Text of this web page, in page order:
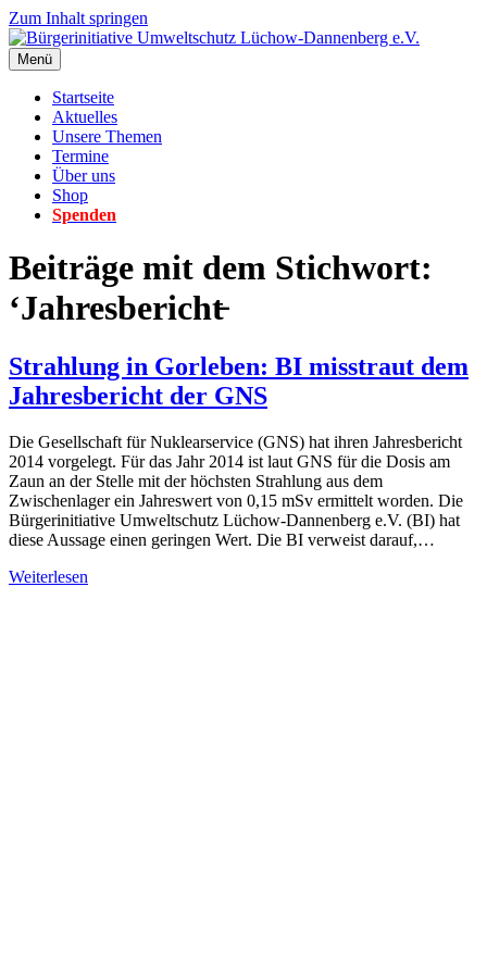
Zum Inhalt springen
Menü
Startseite
Aktuelles
Unsere Themen
Termine
Über uns
Shop
Spenden
Beiträge mit dem Stichwort:
‘Jahresbericht̵
Strahlung in Gorleben: BI misstraut dem
Jahresbericht der GNS
Die Gesellschaft für Nuklearservice (GNS) hat ihren Jahresbericht
2014 vorgelegt. Für das Jahr 2014 ist laut GNS für die Dosis am
Zaun an der Stelle mit der höchsten Strahlung aus dem
Zwischenlager ein Jahreswert von 0,15 mSv ermittelt worden. Die
Bürgerinitiative Umweltschutz Lüchow-Dannenberg e.V. (BI) hat
diese Aussage einen geringen Wert. Die BI verweist darauf,…
Weiterlesen